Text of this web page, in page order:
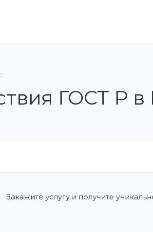
ГОСТ Р в
Закажите услугу и получите